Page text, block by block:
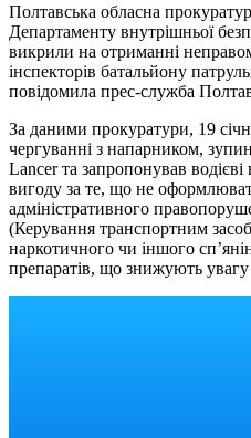
Полтавська обласна
Департаменту внутрішньої
викрили на отриманні
інспекторів батальйону
повідомила прес-служба
За даними прокуратури, 19
чергуванні з напарником,
Lancer та запропонував
вигоду за те, що не
адміністративного
(Керування транспортним
наркотичного чи іншого
препаратів, що знижують увагу